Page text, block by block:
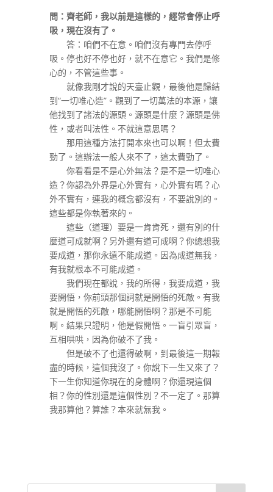
問：齊老師，我以前是這樣的，經常會停止呼
吸，現在沒有了。
答：咱們不在意。咱們沒有專門去停呼
吸。停也好不停也好，就不在意它。我們是修
心的，不管這些事。
就像我剛才說的天臺止觀，最後他是歸結
到“一切唯心造”。觀到了一切萬法的本源，讓
他找到了諸法的源頭。源頭是什麼？源頭是佛
性，或者叫法性。不就這意思嗎？
那用這種方法打開本來也可以啊！但太費
勁了。這辦法一般人來不了，這太費勁了。
你看看是不是心外無法？是不是一切唯心
造？你認為外界是心外實有，心外實有嗎？心
外不實有，連我的概念都沒有，不要說別的。
這些都是你執著來的。
這些（道理）要是一肯肯死，還有別的什
麼道可成就啊？另外還有道可成啊？你總想我
要成道，那你永遠不能成道。因為成道無我，
有我就根本不可能成道。
我們現在都說，我的所得，我要成道，我
要開悟，你前頭那個詞就是開悟的死敵。有我
就是開悟的死敵，哪能開悟啊？那是不可能
啊。結果只證明，他是假開悟。一盲引眾盲，
互相哄哄，因為你破不了我。
但是破不了也還得破啊，到最後這一期報
盡的時候，這個我沒了。你說下一生又來了？
下一生你知道你現在的身體啊？你還現這個
相？你的性別還是這個性別？不一定了。那算
我那算他？算誰？本來就無我。